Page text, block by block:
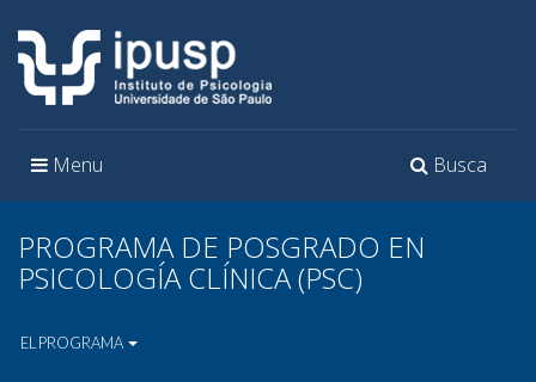
Toggle
Busca
Toggle
Menu
PROGRAMA DE POSGRADO EN
PSICOLOGÍA CLÍNICA (PSC)
EL PROGRAMA